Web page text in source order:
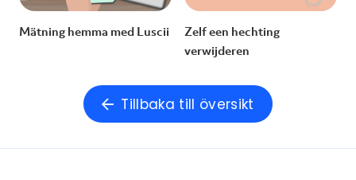
Mätning hemma med Luscii
Zelf een hechting
verwijderen
Tillbaka till översikt